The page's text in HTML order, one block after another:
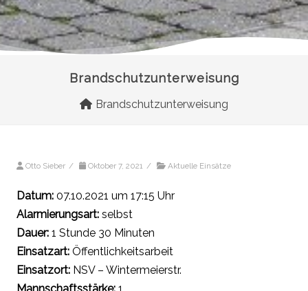
Brandschutzunterweisung
Brandschutzunterweisung
Otto Sieber / Oktober 7, 2021 / Aktuelle Einsätze
Datum: 07.10.2021 um 17:15 Uhr
Alarmierungsart: selbst
Dauer: 1 Stunde 30 Minuten
Einsatzart: Öffentlichkeitsarbeit
Einsatzort: NSV – Wintermeierstr.
Mannschaftsstärke: 1